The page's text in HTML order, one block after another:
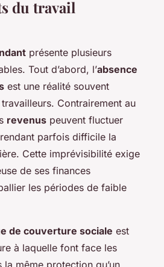
du travail
présente plusieurs
Tout d’abord, l’absence
est une réalité souvent
Contrairement au
revenus peuvent fluctuer
parfois difficile la
Cette imprévisibilité exige
de ses finances
les périodes de faible
de couverture sociale est
à laquelle font face les
la même protection qu’un